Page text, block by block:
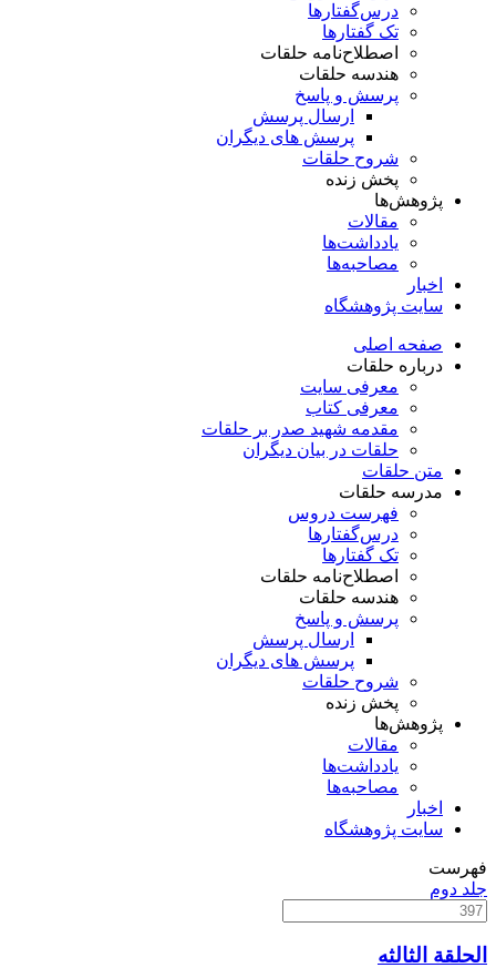
درس‌گفتار‌ها
تک گفتارها
اصطلاح‌نامه حلقات
هندسه حلقات
پرسش و پاسخ
ارسال پرسش
پرسش های دیگران
شروح حلقات
پخش زنده
پژوهش‌ها
مقالات
یادداشت‌ها
مصاحبه‌ها
اخبار
سایت پژوهشگاه
صفحه اصلی
درباره حلقات
معرفی سایت
معرفی کتاب
مقدمه شهید صدر بر حلقات
حلقات در بیان دیگران
متن حلقات
مدرسه حلقات
فهرست دروس
درس‌گفتار‌ها
تک گفتارها
اصطلاح‌نامه حلقات
هندسه حلقات
پرسش و پاسخ
ارسال پرسش
پرسش های دیگران
شروح حلقات
پخش زنده
پژوهش‌ها
مقالات
یادداشت‌ها
مصاحبه‌ها
اخبار
سایت پژوهشگاه
فهرست
جلد دوم
الحلقة الثالثه